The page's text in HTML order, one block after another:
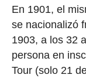
En 1901, el
se nacionalizó
1903, a los 32
persona en
Tour (solo 21